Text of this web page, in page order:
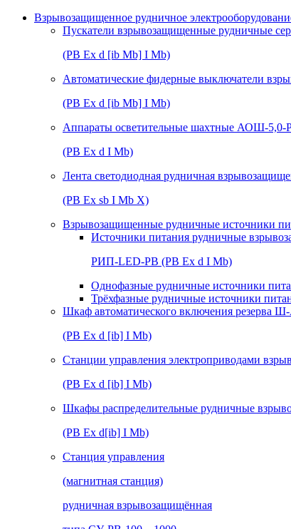
Взрывозащищенное рудничное
Пускатели взрывозащищенные рудничные
(РВ Ex d [ib Mb] I Mb)
Автоматические фидерные выключатели
(РВ Ex d [ib Mb] I Mb)
Аппараты осветительные шахтные АОШ-5,0-
(РВ Ex d I Mb)
Лента светодиодная рудничная
(РВ Ex sb I Mb Х)
Взрывозащищенные рудничные источники
Источники питания рудничные
РИП-LED-РВ (РВ Ex d I Mb)
Однофазные рудничные источники
Трёхфазные рудничные источники
Шкаф автоматического включения резерва
(РВ Ex d [ib] I Mb)
Станции управления электроприводами
(РВ Ex d [ib] I Mb)
Шкафы распределительные рудничные
(РВ Ex d[ib] I Mb)
Станция управления
(магнитная станция)
рудничная взрывозащищённая